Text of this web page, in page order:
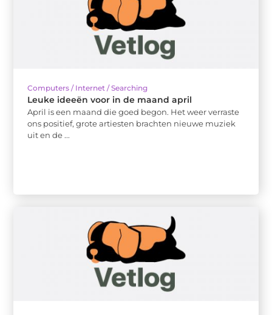
Computers / Internet / Searching
Leuke ideeën voor in de maand april
April is een maand die goed begon. Het weer verraste
ons positief, grote artiesten brachten nieuwe muziek
uit en de ...